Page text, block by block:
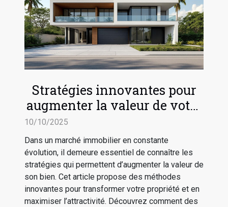
Stratégies innovantes pour
augmenter la valeur de votre
bien immobilier
10/10/2025
Dans un marché immobilier en constante
évolution, il demeure essentiel de connaître les
stratégies qui permettent d’augmenter la valeur de
son bien. Cet article propose des méthodes
innovantes pour transformer votre propriété et en
maximiser l’attractivité. Découvrez comment des